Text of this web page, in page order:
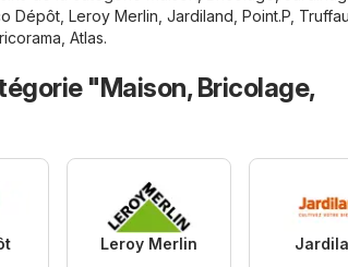
Dépôt Leroy Merlin Jardiland Point.P
Atlas.
"Maison, Bricolage,
Leroy Merlin